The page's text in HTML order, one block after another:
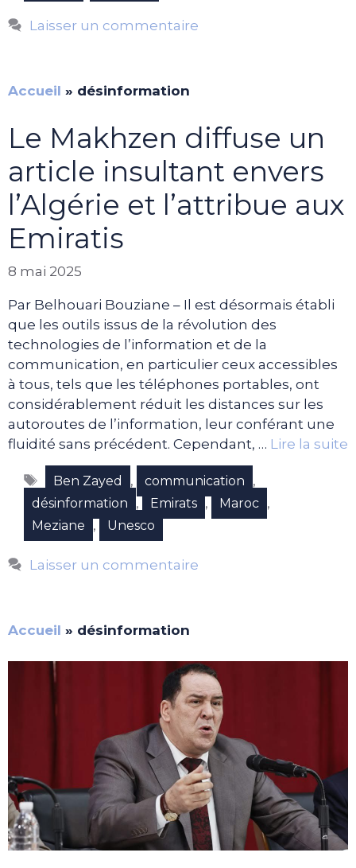
Laisser un commentaire
Accueil » désinformation
Le Makhzen diffuse un
article insultant envers
l’Algérie et l’attribue aux
Emiratis
8 mai 2025
Par Belhouari Bouziane – Il est désormais établi
que les outils issus de la révolution des
technologies de l’information et de la
communication, en particulier ceux accessibles
à tous, tels que les téléphones portables, ont
considérablement réduit les distances sur les
autoroutes de l’information, leur conférant une
fluidité sans précédent. Cependant, … Lire la suite
Étiquettes
Ben Zayed , communication ,
désinformation , Emirats , Maroc ,
Meziane , Unesco
Laisser un commentaire
Accueil » désinformation